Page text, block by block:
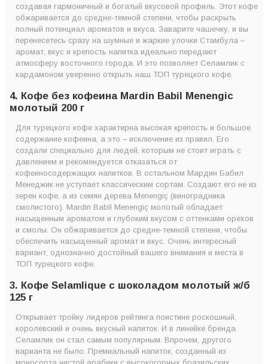
создавая гармоничный и богатый вкусовой профиль. Этот кофе
обжаривается до средне-темной степени, чтобы раскрыть
полный потенциал ароматов и вкуса. Заварите чашечку, и вы
перенесетесь сразу на шумные и жаркие улочки Стамбула –
аромат, вкус и крепость напитка идеально передают
атмосферу восточного города. И это позволяет Селамлик с
кардамоном уверенно открыть наш ТОП турецкого кофе.
4. Кофе без кофеина Mardin Babil Menengiс
молотый 200 г
Для турецкого кофе характерна высокая крепость и большое
содержание кофеина, а это – исключение из правил. Его
создали специально для людей, которым не стоит играть с
давлением и рекомендуется отказаться от
кофеиносодержащих напитков. В остальном Мардин Бабил
Менеджик не уступает классическим сортам. Создают его не из
зерен кофе, а из семян дерева Menengiç (виноградника
смолистого). Mardin Babil Menengiç молотый обладает
насыщенным ароматом и глубоким вкусом с оттенками орехов
и смолы. Он обжаривается до средне-темной степени, чтобы
обеспечить насыщенный аромат и вкус. Очень интересный
вариант, однозначно достойный вашего внимания и места в
ТОП турецкого кофе.
3. Кофе Selamlique с шоколадом молотый ж/б
125 г
Открывает тройку лидеров рейтинга поистине роскошный,
королевский и очень вкусный напиток. И в линейке бренда
Селамлик он стал самым популярным. Впрочем, другого
варианта не было. Премиальный напиток, созданный из